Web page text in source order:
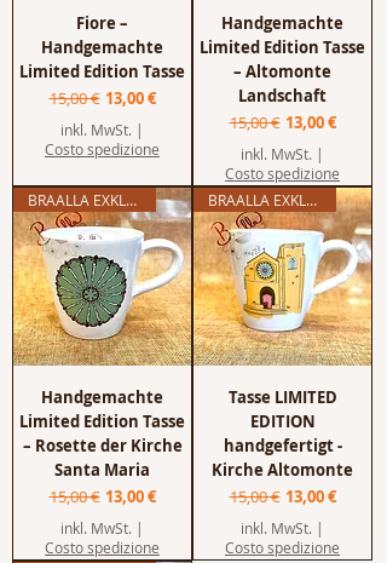
Fiore –
Handgemachte
Limited Edition Tasse
Standardpreis
15,00 € Sale-Preis
13,00 €
inkl. MwSt. |
Costo spedizione
Handgemachte
Limited Edition Tasse
– Altomonte
Landschaft
Standardpreis
15,00 € Sale-Preis
13,00 €
inkl. MwSt. |
Costo spedizione
BRAALLA EXKLUSIV
Handgemachte
Limited Edition Tasse
– Rosette der Kirche
Santa Maria
Standardpreis
15,00 € Sale-Preis
13,00 €
inkl. MwSt. |
Costo spedizione
BRAALLA EXKLUSIV
Tasse LIMITED
EDITION
handgefertigt -
Kirche Altomonte
Standardpreis
15,00 € Sale-Preis
13,00 €
inkl. MwSt. |
Costo spedizione